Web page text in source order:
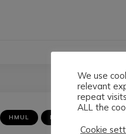
HMUL HMUL MP3 SELECTION
We use
relevant
repeat
ALL the
Cookie